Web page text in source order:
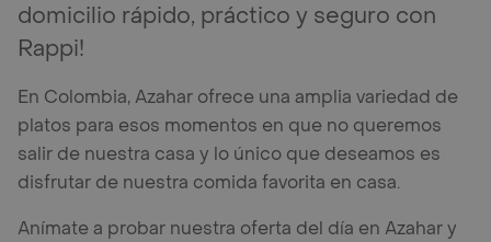
domicilio rápido, práctico y seguro con
Rappi!
En Colombia, Azahar ofrece una amplia variedad de
platos para esos momentos en que no queremos
salir de nuestra casa y lo único que deseamos es
disfrutar de nuestra comida favorita en casa.
Anímate a probar nuestra oferta del día en Azahar y